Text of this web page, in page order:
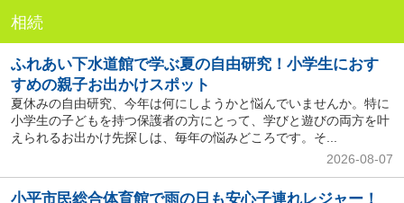
相続
ふれあい下水道館で学ぶ夏の自由研究！小学生におす
すめの親子お出かけスポット
夏休みの自由研究、今年は何にしようかと悩んでいませんか。特に
小学生の子どもを持つ保護者の方にとって、学びと遊びの両方を叶
えられるお出かけ先探しは、毎年の悩みどころです。そ...
2026-08-07
小平市民総合体育館で雨の日も安心子連れレジャー！